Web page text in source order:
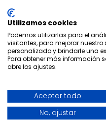
2026 - Tus cursos
- Aesrafor S.L.
Utilizamos cookies
Podemos utilizarlas para el
visitantes, para mejorar
personalizado y brindarle una
Para obtener más información
abre los ajustes.
Aceptar todo
No, ajustar